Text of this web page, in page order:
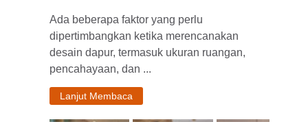
Ada beberapa faktor yang perlu
dipertimbangkan ketika merencanakan
desain dapur, termasuk ukuran ruangan,
pencahayaan, dan ...
Lanjut Membaca